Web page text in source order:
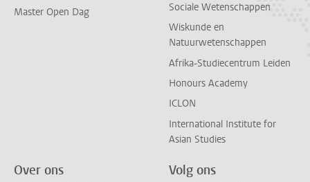
Master Open Dag
Sociale Wetenschappen
Wiskunde en
Natuurwetenschappen
Afrika-Studiecentrum Leiden
Honours Academy
ICLON
International Institute for
Asian Studies
Over ons Volg ons